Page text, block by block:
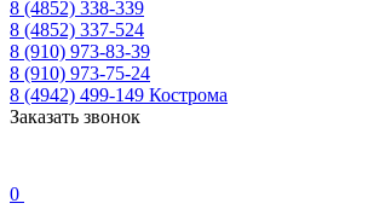
8 (4852) 338-339
8 (4852) 337-524
8 (910) 973-83-39
8 (910) 973-75-24
8 (4942) 499-149 Кострома
Заказать звонок
0